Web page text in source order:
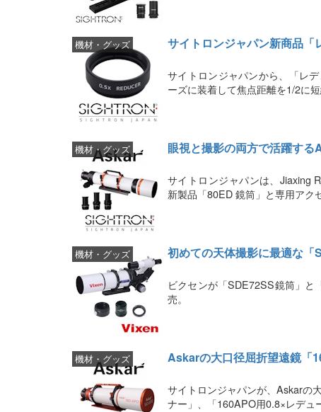
サイトロンジャパン新商品「
機材・グッズ
サイトロンジャパンから、「レ
ーズに装着して焦点距離を1/2に短
眼視と撮影の両方で活躍す
機材・グッズ
サイトロンジャパンは、Jiaxing
新製品「80ED 鏡筒」と専用アク
初めての天体撮影に最適な「
機材・グッズ
ビクセンが「SDE72SS鏡筒」
売。
Askarの大口径屈折望遠鏡「
機材・グッズ
サイトロンジャパンが、Askarの
ナー」、「160APO用0.8×レデュ